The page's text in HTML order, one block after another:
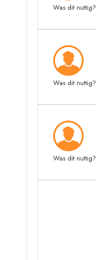
Was dit nuttig?
Was dit nuttig?
Was dit nuttig?